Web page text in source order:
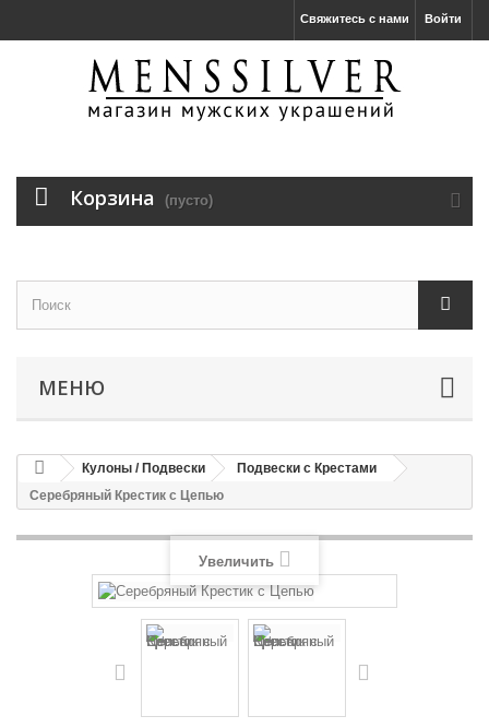
Войти
Свяжитесь с нами
Корзина (пусто)
МЕНЮ
Кулоны / Подвески
Подвески с Крестами
Серебряный Крестик с Цепью
Увеличить